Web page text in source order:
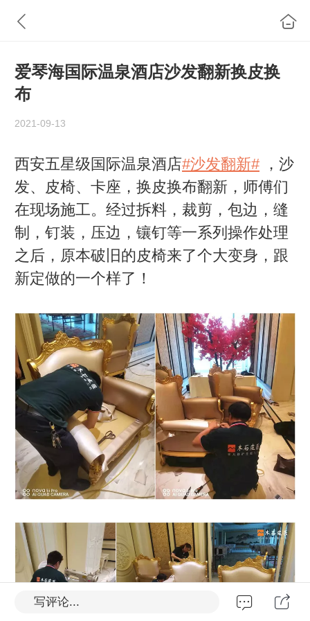
爱琴海国际温泉酒店沙发翻新换皮换
布
2021-09-13
西安五星级国际温泉酒店#沙发翻新# ，沙
发、皮椅、卡座，换皮换布翻新，师傅们
在现场施工。经过拆料，裁剪，包边，缝
制，钉装，压边，镶钉等一系列操作处理
之后，原本破旧的皮椅来了个大变身，跟
新定做的一个样了！
写评论...